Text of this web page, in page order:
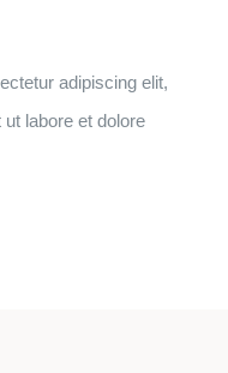
adipiscing elit,
labore et dolore